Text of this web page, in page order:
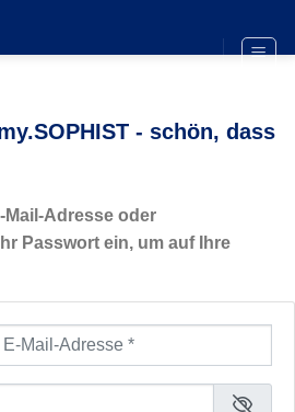
- schön, dass
Mail-Adresse oder
Passwort ein, um auf Ihre
Adresse